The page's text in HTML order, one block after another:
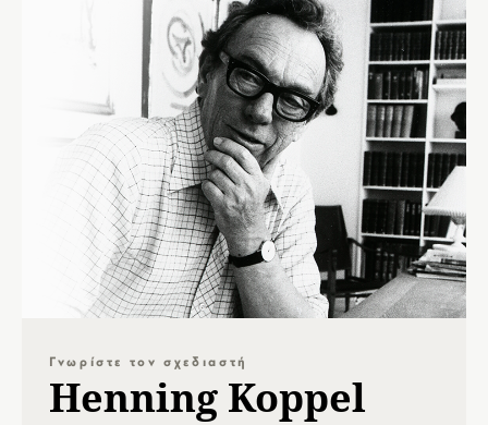
Γνωρίστε τον σχεδιαστή
Henning Koppel